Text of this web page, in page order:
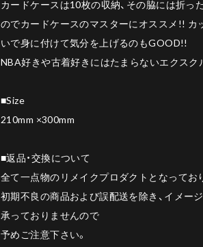
カードケースは10枚の収納、その脇には折っ
のでカードケースのマスターにオススメ!! カ
いで身に付けて気分を上げるのもGOOD!!
NBA好きや古着好きにはたまらないエクスクル
■Size
210mm ×300mm
■返品・交換について
全て一点物のリメイクプロダクトとなってお
初期不良の商品および誤配送を除き、イメー
承っておりませんので
予めご注意下さい。